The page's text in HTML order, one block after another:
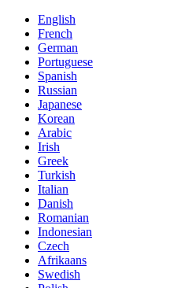
English
French
German
Portuguese
Spanish
Russian
Japanese
Korean
Arabic
Irish
Greek
Turkish
Italian
Danish
Romanian
Indonesian
Czech
Afrikaans
Swedish